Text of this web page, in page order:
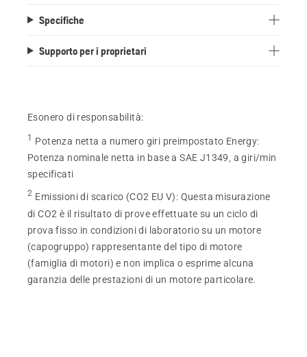
Specifiche
Supporto per i proprietari
Esonero di responsabilità:
1 Potenza netta a numero giri preimpostato Energy:
Potenza nominale netta in base a SAE J1349, a giri/min
specificati
2 Emissioni di scarico (CO2 EU V): Questa misurazione
di CO2 è il risultato di prove effettuate su un ciclo di
prova fisso in condizioni di laboratorio su un motore
(capogruppo) rappresentante del tipo di motore
(famiglia di motori) e non implica o esprime alcuna
garanzia delle prestazioni di un motore particolare.